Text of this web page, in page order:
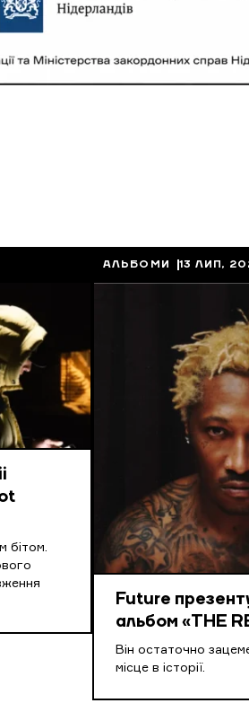
бітом.
АЛЬБОМИ 13 ЛИП,
Future
альбом «THE
Він остаточно
місце в історії.